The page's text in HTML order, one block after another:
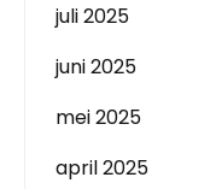
juli 2025
juni 2025
mei 2025
april 2025